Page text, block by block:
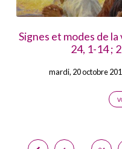
Signes et modes de
24, 1-14 ;
mardi, 20 octobre